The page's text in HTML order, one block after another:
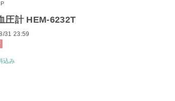
圧計 HEM-6232T
31 23:59
込み